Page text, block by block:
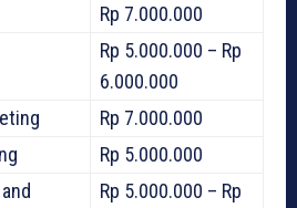
Rp 7.000.000
Rp 5.000.000 – Rp
6.000.000
Rp 7.000.000
Rp 5.000.000
Rp 5.000.000 – Rp